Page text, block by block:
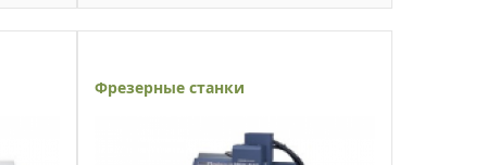
Фрезерные станки